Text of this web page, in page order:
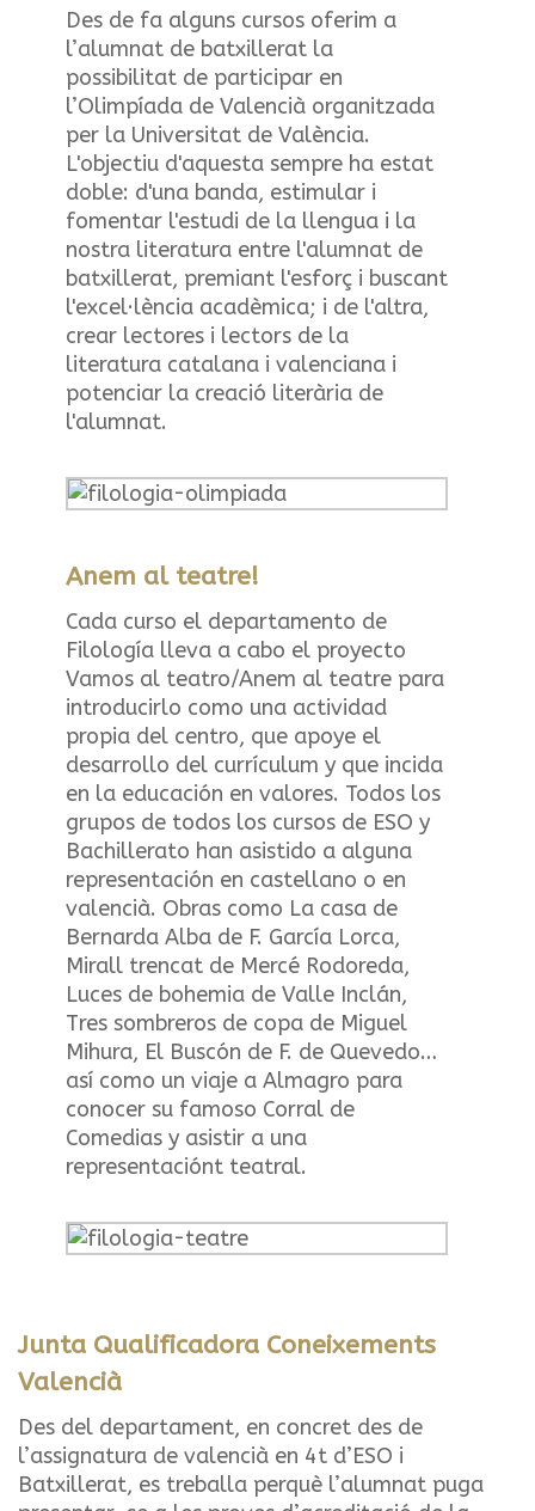
Des de fa alguns cursos oferim a
l’alumnat de batxillerat la
possibilitat de participar en
l’Olimpíada de Valencià organitzada
per la Universitat de València.
L'objectiu d'aquesta sempre ha estat
doble: d'una banda, estimular i
fomentar l'estudi de la llengua i la
nostra literatura entre l'alumnat de
batxillerat, premiant l'esforç i buscant
l'excel·lència acadèmica; i de l'altra,
crear lectores i lectors de la
literatura catalana i valenciana i
potenciar la creació literària de
l'alumnat.
Anem al teatre!
Cada curso el departamento de
Filología lleva a cabo el proyecto
Vamos al teatro/Anem al teatre para
introducirlo como una actividad
propia del centro, que apoye el
desarrollo del currículum y que incida
en la educación en valores. Todos los
grupos de todos los cursos de ESO y
Bachillerato han asistido a alguna
representación en castellano o en
valencià. Obras como La casa de
Bernarda Alba de F. García Lorca,
Mirall trencat de Mercé Rodoreda,
Luces de bohemia de Valle Inclán,
Tres sombreros de copa de Miguel
Mihura, El Buscón de F. de Quevedo…
así como un viaje a Almagro para
conocer su famoso Corral de
Comedias y asistir a una
representaciónt teatral.
Junta Qualificadora Coneixements
Valencià
Des del departament, en concret des de
l’assignatura de valencià en 4t d’ESO i
Batxillerat, es treballa perquè l’alumnat puga